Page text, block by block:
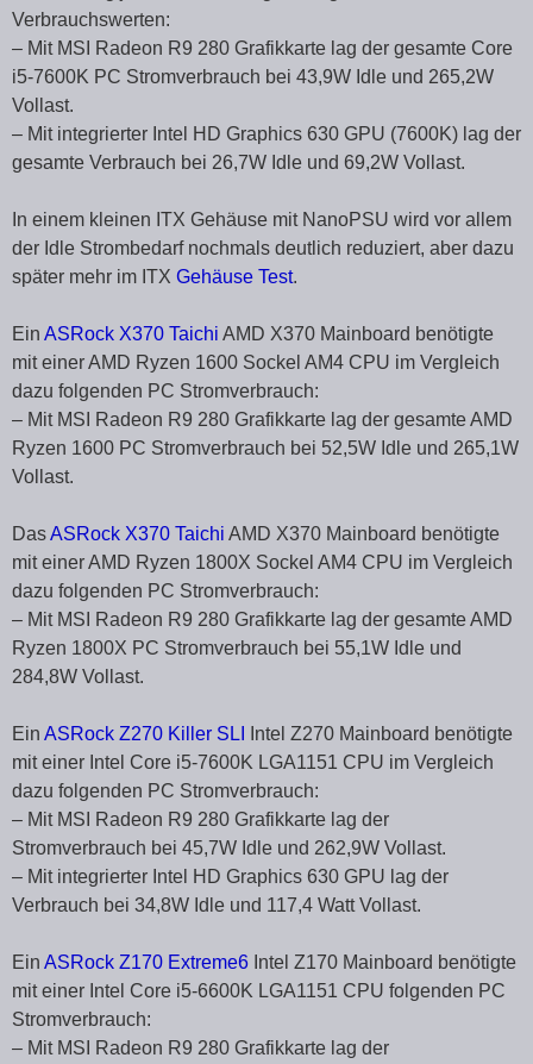
Verbrauchswerten:
– Mit MSI Radeon R9 280 Grafikkarte lag der gesamte Core
i5-7600K PC Stromverbrauch bei 43,9W Idle und 265,2W
Vollast.
– Mit integrierter Intel HD Graphics 630 GPU (7600K) lag der
gesamte Verbrauch bei 26,7W Idle und 69,2W Vollast.
In einem kleinen ITX Gehäuse mit NanoPSU wird vor allem
der Idle Strombedarf nochmals deutlich reduziert, aber dazu
später mehr im ITX Gehäuse Test.
Ein ASRock X370 Taichi AMD X370 Mainboard benötigte
mit einer AMD Ryzen 1600 Sockel AM4 CPU im Vergleich
dazu folgenden PC Stromverbrauch:
– Mit MSI Radeon R9 280 Grafikkarte lag der gesamte AMD
Ryzen 1600 PC Stromverbrauch bei 52,5W Idle und 265,1W
Vollast.
DasASRock X370 Taichi AMD X370 Mainboard benötigte
mit einer AMD Ryzen 1800X Sockel AM4 CPU im Vergleich
dazu folgenden PC Stromverbrauch:
– Mit MSI Radeon R9 280 Grafikkarte lag der gesamte AMD
Ryzen 1800X PC Stromverbrauch bei 55,1W Idle und
284,8W Vollast.
Ein ASRock Z270 Killer SLI
Intel Z270 Mainboard benötigte
mit einer Intel Core i5-7600K LGA1151 CPU im Vergleich
dazu folgenden PC Stromverbrauch:
– Mit MSI Radeon R9 280 Grafikkarte lag der
Stromverbrauch bei 45,7W Idle und 262,9W Vollast.
– Mit integrierter Intel HD Graphics 630 GPU lag der
Verbrauch bei 34,8W Idle und 117,4 Watt Vollast.
Ein ASRock Z170 Extreme6 Intel Z170 Mainboard benötigte
mit einer Intel Core i5-6600K LGA1151 CPU folgenden PC
Stromverbrauch:
– Mit MSI Radeon R9 280 Grafikkarte lag der